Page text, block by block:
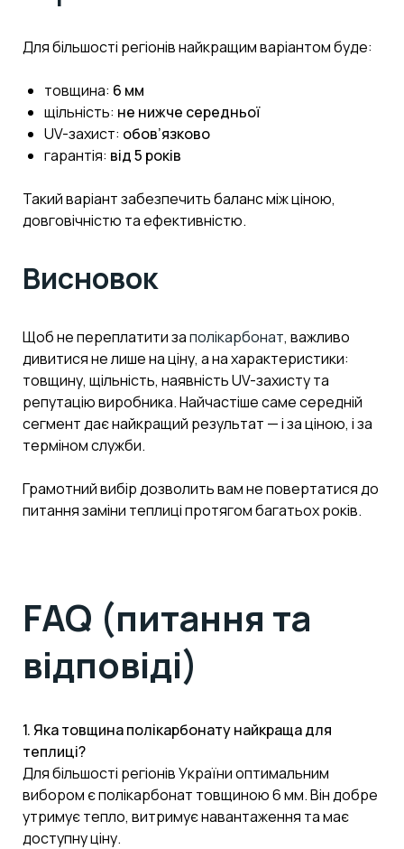
Для більшості регіонів найкращим варіантом буде:
товщина: 6 мм
щільність: не нижче середньої
UV-захист: обов’язково
гарантія: від 5 років
Такий варіант забезпечить баланс між ціною,
довговічністю та ефективністю.
Висновок
Щоб не переплатити заполікарбонат, важливо
дивитися не лише на ціну, а на характеристики:
товщину, щільність, наявність UV-захисту та
репутацію виробника. Найчастіше саме середній
сегмент дає найкращий результат — і за ціною, і за
терміном служби.
Грамотний вибір дозволить вам не повертатися до
питання заміни теплиці протягом багатьох років.
FAQ (питання та
відповіді)
1. Яка товщина полікарбонату найкраща для
теплиці?
Для більшості регіонів України оптимальним
вибором є полікарбонат товщиною 6 мм. Він добре
утримує тепло, витримує навантаження та має
доступну ціну.